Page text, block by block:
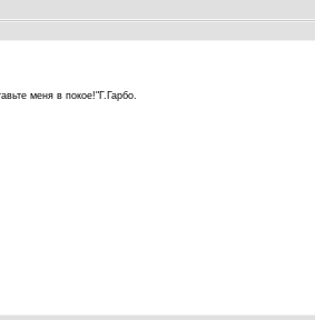
меня в покое!"Г.Гарбо.